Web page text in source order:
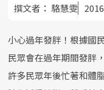
撰文者： 駱慧雯
小心過年發胖！根據國
民眾會在過年期間發胖
許多民眾年後忙著和體